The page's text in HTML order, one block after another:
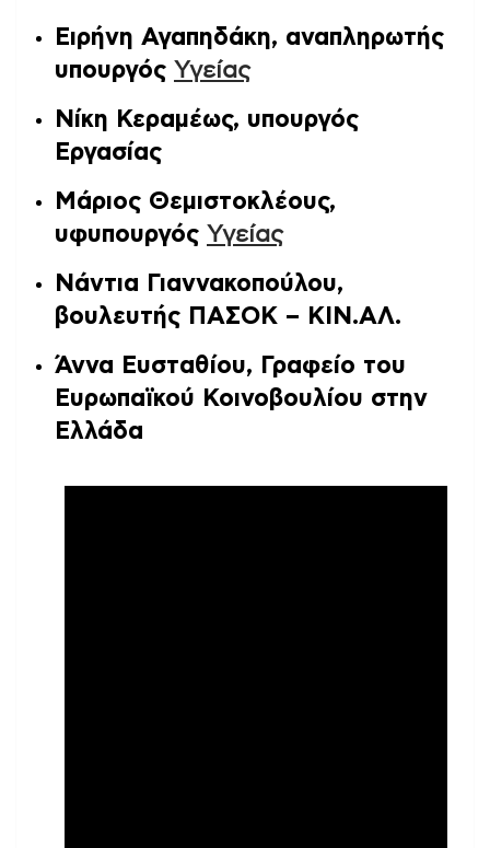
Ειρήνη Αγαπηδάκη, αναπληρωτής
υπουργός Υγείας
Νίκη Κεραμέως, υπουργός
Εργασίας
Mάριος Θεμιστοκλέους,
υφυπουργός Υγείας
Νάντια Γιαννακοπούλου,
βουλευτής ΠΑΣΟΚ – ΚΙΝ.ΑΛ.
Άννα Ευσταθίου, Γραφείο του
Ευρωπαϊκού Κοινοβουλίου στην
Ελλάδα